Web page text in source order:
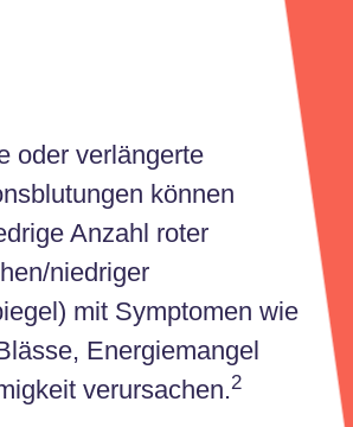
oder verlängerte
können
Anzahl roter
niedriger
mit Symptomen wie
Energiemangel
verursachen.2